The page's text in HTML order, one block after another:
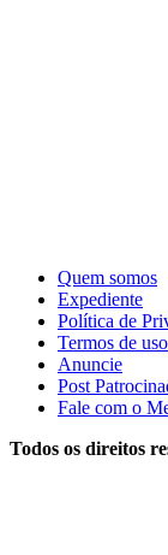
Quem somos
Expediente
Política de
Termos de uso
Anuncie
Post
Fale com o
Todos os direitos